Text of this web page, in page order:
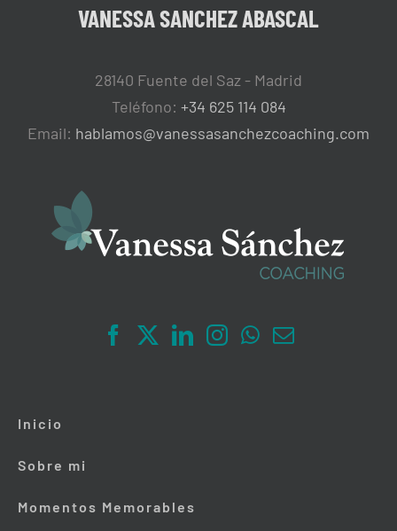
VANESSA SANCHEZ ABASCAL
28140 Fuente del Saz - Madrid
Teléfono: +34 625 114 084
Email: hablamos@vanessasanchezcoaching.com
Inicio
Sobre mi
Momentos Memorables